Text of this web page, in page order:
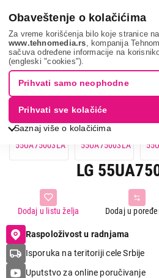
Obaveštenje o kolačićima
Za vreme korišćenja bilo koje stranice
www.tehnomedia.rs , kompanija
sačuva određene informacije na
(engleski "cookies").
Saznaj više o kolačićima
Prihvati samo neophodne
Prihvati sve kolačiće
Lg 55ua75003la...
LG
Dodaj u
Dodaj u listu želja
Raspoloživost u radnjama
Isporuka na teritoriji cele Srbije
Uputstvo za online poručivanje